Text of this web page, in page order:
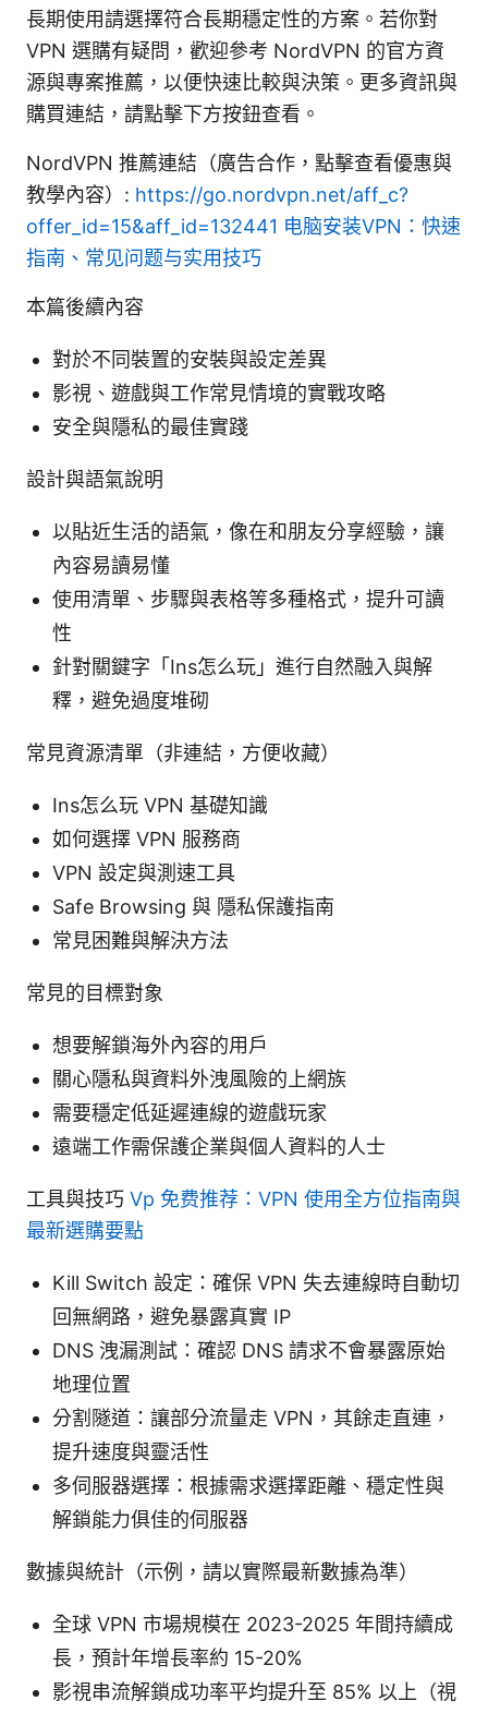
長期使用請選擇符合長期穩定性的方案。若你對
VPN 選購有疑問，歡迎參考 NordVPN 的官方資
源與專案推薦，以便快速比較與決策。更多資訊與
購買連結，請點擊下方按鈕查看。
NordVPN 推薦連結（廣告合作，點擊查看優惠與
教學內容）: https://go.nordvpn.net/aff_c?
offer_id=15&aff_id=132441 电脑安装VPN：快速
指南、常见问题与实用技巧
本篇後續內容
對於不同裝置的安裝與設定差異
影視、遊戲與工作常見情境的實戰攻略
安全與隱私的最佳實踐
設計與語氣說明
以貼近生活的語氣，像在和朋友分享經驗，讓
內容易讀易懂
使用清單、步驟與表格等多種格式，提升可讀
性
針對關鍵字「Ins怎么玩」進行自然融入與解
釋，避免過度堆砌
常見資源清單（非連結，方便收藏）
Ins怎么玩 VPN 基礎知識
如何選擇 VPN 服務商
VPN 設定與測速工具
Safe Browsing 與 隱私保護指南
常見困難與解決方法
常見的目標對象
想要解鎖海外內容的用戶
關心隱私與資料外洩風險的上網族
需要穩定低延遲連線的遊戲玩家
遠端工作需保護企業與個人資料的人士
工具與技巧 Vp 免费推荐：VPN 使用全方位指南與
最新選購要點
Kill Switch 設定：確保 VPN 失去連線時自動切
回無網路，避免暴露真實 IP
DNS 洩漏測試：確認 DNS 請求不會暴露原始
地理位置
分割隧道：讓部分流量走 VPN，其餘走直連，
提升速度與靈活性
多伺服器選擇：根據需求選擇距離、穩定性與
解鎖能力俱佳的伺服器
數據與統計（示例，請以實際最新數據為準）
全球 VPN 市場規模在 2023-2025 年間持續成
長，預計年增長率約 15-20%
影視串流解鎖成功率平均提升至 85% 以上（視